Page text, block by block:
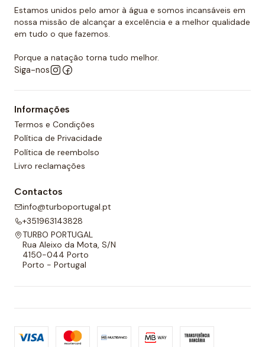
água durante o movimento, melhorando a mobilidade
do homem que os usa. É por isso que eles podem ser
usados sem qualquer problema para natação ou
desportos aquáticos semelhantes.
Além disso, todos os calções de polo aquático têm
um forro completo na frente e nas costas e um
cordão ajustável para melhor adaptabilidade.
Estamos unidos pelo amor à água e somos incansáveis em
nossa missão de alcançar a excelência e a melhor qualidade
em tudo o que fazemos.
Porque a natação torna tudo melhor.
Siga-nos
Informações
Termos e Condições
Política de Privacidade
Política de reembolso
Livro reclamações
Contactos
info@turboportugal.pt
+351963143828
TURBO PORTUGAL
Rua Aleixo da Mota, S/N
4150-044 Porto
Porto - Portugal